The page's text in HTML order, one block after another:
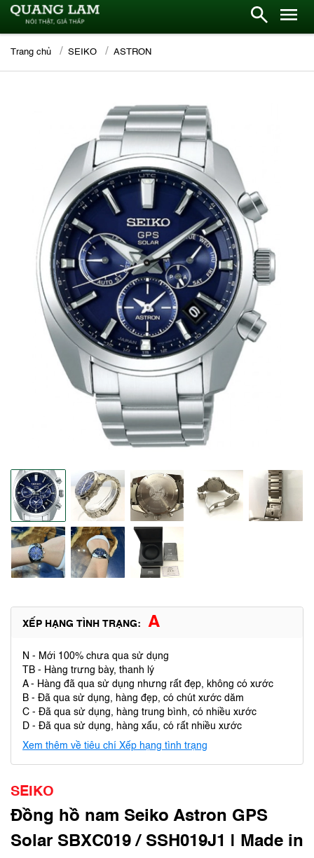
Trang chủ SEIKO ASTRON
XẾP HẠNG TÌNH TRẠNG: A
N - Mới 100% chưa qua sử dụng
TB - Hàng trưng bày, thanh lý
A - Hàng đã qua sử dụng nhưng rất đẹp, không có xước
B - Đã qua sử dụng, hàng đẹp, có chút xước dăm
C - Đã qua sử dụng, hàng trung bình, có nhiều xước
D - Đã qua sử dụng, hàng xấu, có rất nhiều xước
Xem thêm về tiêu chí Xếp hạng tình trạng
SEIKO
Đồng hồ nam Seiko Astron GPS
Solar SBXC019 / SSH019J1 | Made in